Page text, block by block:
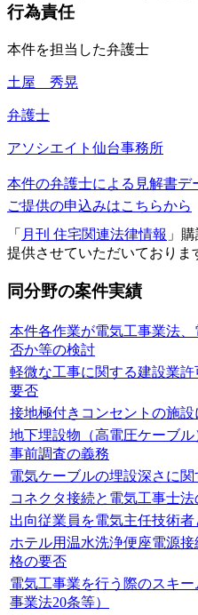
行為責任
本件を担当した弁護士
土屋 秀晃
弁護士
アソシエイト 仙台事務所
本件の弁護士による見解書デ
ご提供の申込みはこちらから
「 月刊 住宅関連法律情報 」
提供させていただいておりま
同分野の案件実績
本件各作業が電気工事業法
否か等の検討
軽微な工事に関する建設業
要否
接地極付きコンセントの施
地下埋設物（高電圧ケーブ
事前調査の義務
電気ケーブルの埋設深さに
コネクタ接続と電気工事士
出向従業員を電気主任技術
ホテル用温水洗浄便座電源
格の要否
電気工事業を行う際のスキ
事業法20条等）